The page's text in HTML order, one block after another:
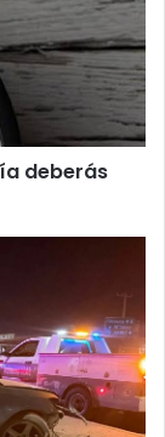
deberás